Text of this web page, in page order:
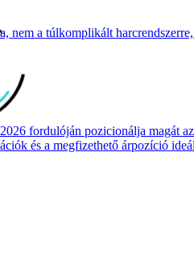
a túlkomplikált
fordulóján pozicionálja magát
és a megfizethető árpozíció